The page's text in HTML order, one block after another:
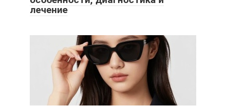
лечение